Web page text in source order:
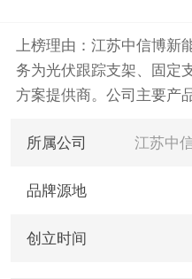
上榜理由：江苏中信博新
务为光伏跟踪支架、固定
方案提供商。公司主要产
碑和优秀的品牌声誉，近
新论坛颁发的“2019光伏
所属公司 江苏中
品牌源地
创立时间